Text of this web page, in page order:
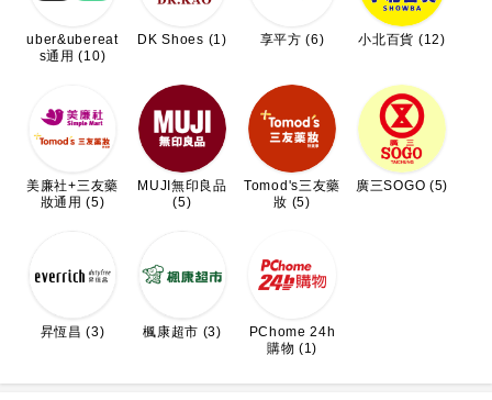
uber&ubereat
s通用 (10)
DK Shoes (1) 享平方 (6) 小北百貨 (12)
美廉社+三友藥
妝通用 (5)
MUJI無印良品
(5)
Tomod's三友藥
妝 (5)
廣三SOGO (5)
昇恆昌 (3) 楓康超市 (3)
PChome 24h
購物 (1)